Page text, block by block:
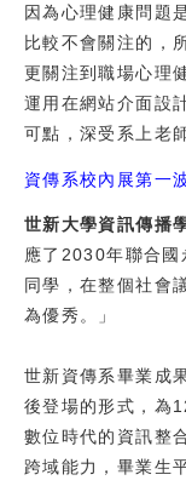
因為心理健康問題
比較不會關注的，
更關注到職場心理
運用在網站介面設
可點，深受系上老
資傳系校內展第一
世新大學資訊傳播
應了2030年聯合國
同學，在整個社會
為優秀。」
世新資傳系畢業成
後登場的形式，為
數位時代的資訊整
跨域能力，畢業生